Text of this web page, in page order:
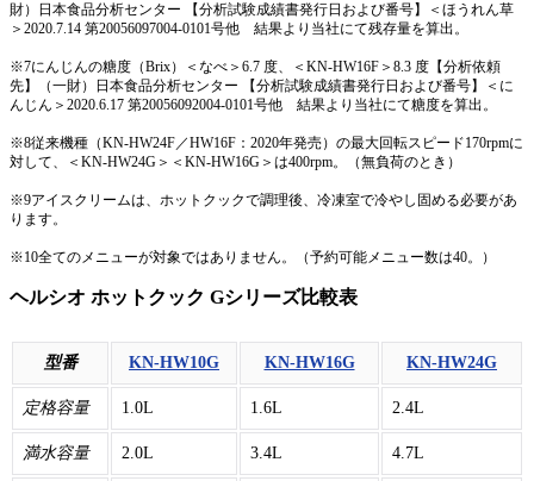
財）日本食品分析センター 【分析試験成績書発行日および番号】＜ほうれん草
＞2020.7.14 第20056097004-0101号他 結果より当社にて残存量を算出。
※7にんじんの糖度（Brix）＜なべ＞6.7 度、＜KN-HW16F＞8.3 度【分析依頼
先】（一財）日本食品分析センター 【分析試験成績書発行日および番号】＜に
んじん＞2020.6.17 第20056092004-0101号他 結果より当社にて糖度を算出。
※8従来機種（KN-HW24F／HW16F：2020年発売）の最大回転スピード170rpmに
対して、＜KN-HW24G＞＜KN-HW16G＞は400rpm。（無負荷のとき）
※9アイスクリームは、ホットクックで調理後、冷凍室で冷やし固める必要があ
ります。
※10全てのメニューが対象ではありません。（予約可能メニュー数は40。）
ヘルシオ ホットクック Gシリーズ比較表
型番 KN-HW10G KN-HW16G KN-HW24G
定格容量 1.0L 1.6L 2.4L
満水容量 2.0L 3.4L 4.7L